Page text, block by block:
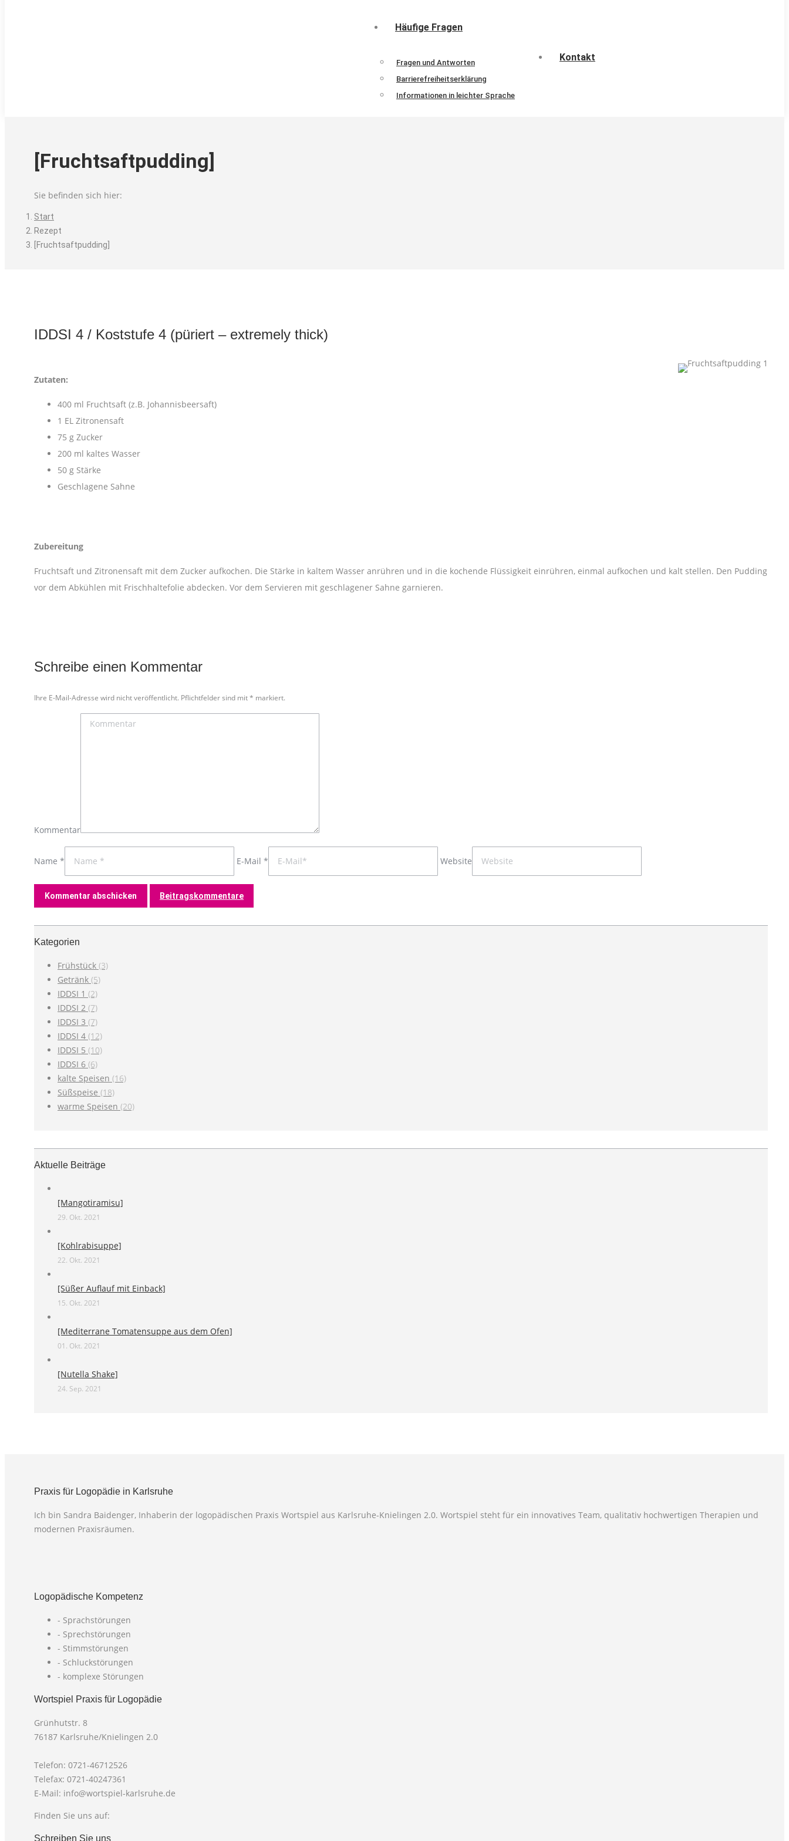
Häufige Fragen
Fragen und Antworten
Barrierefreiheitserklärung
Informationen in leichter Sprache
Kontakt
[Fruchtsaftpudding]
Sie befinden sich hier:
Start
Rezept
[Fruchtsaftpudding]
IDDSI 4 / Koststufe 4 (püriert – extremely thick)
Zutaten:
400 ml Fruchtsaft (z.B. Johannisbeersaft)
1 EL Zitronensaft
75 g Zucker
200 ml kaltes Wasser
50 g Stärke
Geschlagene Sahne
Zubereitung
Fruchtsaft und Zitronensaft mit dem Zucker aufkochen. Die Stärke in kaltem Wasser anrühren und in die kochende Flüssigkeit einrühren, einmal aufkochen und kalt stellen. Den Pudding
vor dem Abkühlen mit Frischhaltefolie abdecken. Vor dem Servieren mit geschlagener Sahne garnieren.
Schreibe einen Kommentar
Ihre E-Mail-Adresse wird nicht veröffentlicht. Pflichtfelder sind mit* markiert.
Kommentar
Name * E-Mail * Website
Beitragskommentare
Kategorien
Frühstück (3)
Getränk (5)
IDDSI 1 (2)
IDDSI 2 (7)
IDDSI 3 (7)
IDDSI 4 (12)
IDDSI 5 (10)
IDDSI 6 (6)
kalte Speisen (16)
Süßspeise (18)
warme Speisen (20)
Aktuelle Beiträge
[Mangotiramisu]
29. Okt. 2021
[Kohlrabisuppe]
22. Okt. 2021
[Süßer Auflauf mit Einback]
15. Okt. 2021
[Mediterrane Tomatensuppe aus dem Ofen]
01. Okt. 2021
[Nutella Shake]
24. Sep. 2021
Praxis für Logopädie in Karlsruhe
Ich bin Sandra Baidenger, Inhaberin der logopädischen Praxis Wortspiel aus Karlsruhe-Knielingen 2.0. Wortspiel steht für ein innovatives Team, qualitativ hochwertigen Therapien und
modernen Praxisräumen.
Logopädische Kompetenz
- Sprachstörungen
- Sprechstörungen
- Stimmstörungen
- Schluckstörungen
- komplexe Störungen
Wortspiel Praxis für Logopädie
Grünhutstr. 8
76187 Karlsruhe/Knielingen 2.0
Telefon: 0721-46712526
Telefax: 0721-40247361
E-Mail: info@wortspiel-karlsruhe.de
Finden Sie uns auf:
Facebook
X
Schreiben Sie uns